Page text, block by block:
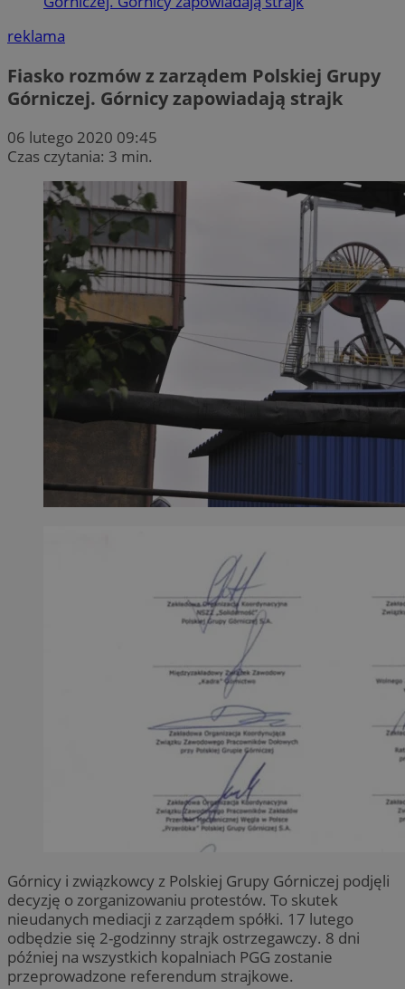
reklama
Fiasko rozmów z zarządem Polskiej Grupy
Górniczej. Górnicy zapowiadają strajk
06 lutego 2020 09:45
Czas czytania: 3 min.
Górnicy i związkowcy z Polskiej Grupy Górniczej podjęli
decyzję o zorganizowaniu protestów. To skutek
nieudanych mediacji z zarządem spółki. 17 lutego
odbędzie się 2-godzinny strajk ostrzegawczy. 8 dni
później na wszystkich kopalniach PGG zostanie
przeprowadzone referendum strajkowe.